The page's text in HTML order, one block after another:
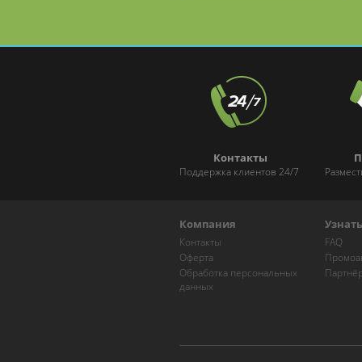
Контакты
Поддержка клиентов 24/7
Компания
Контакты
Оферта
Обработка персональных
данных
FAQ